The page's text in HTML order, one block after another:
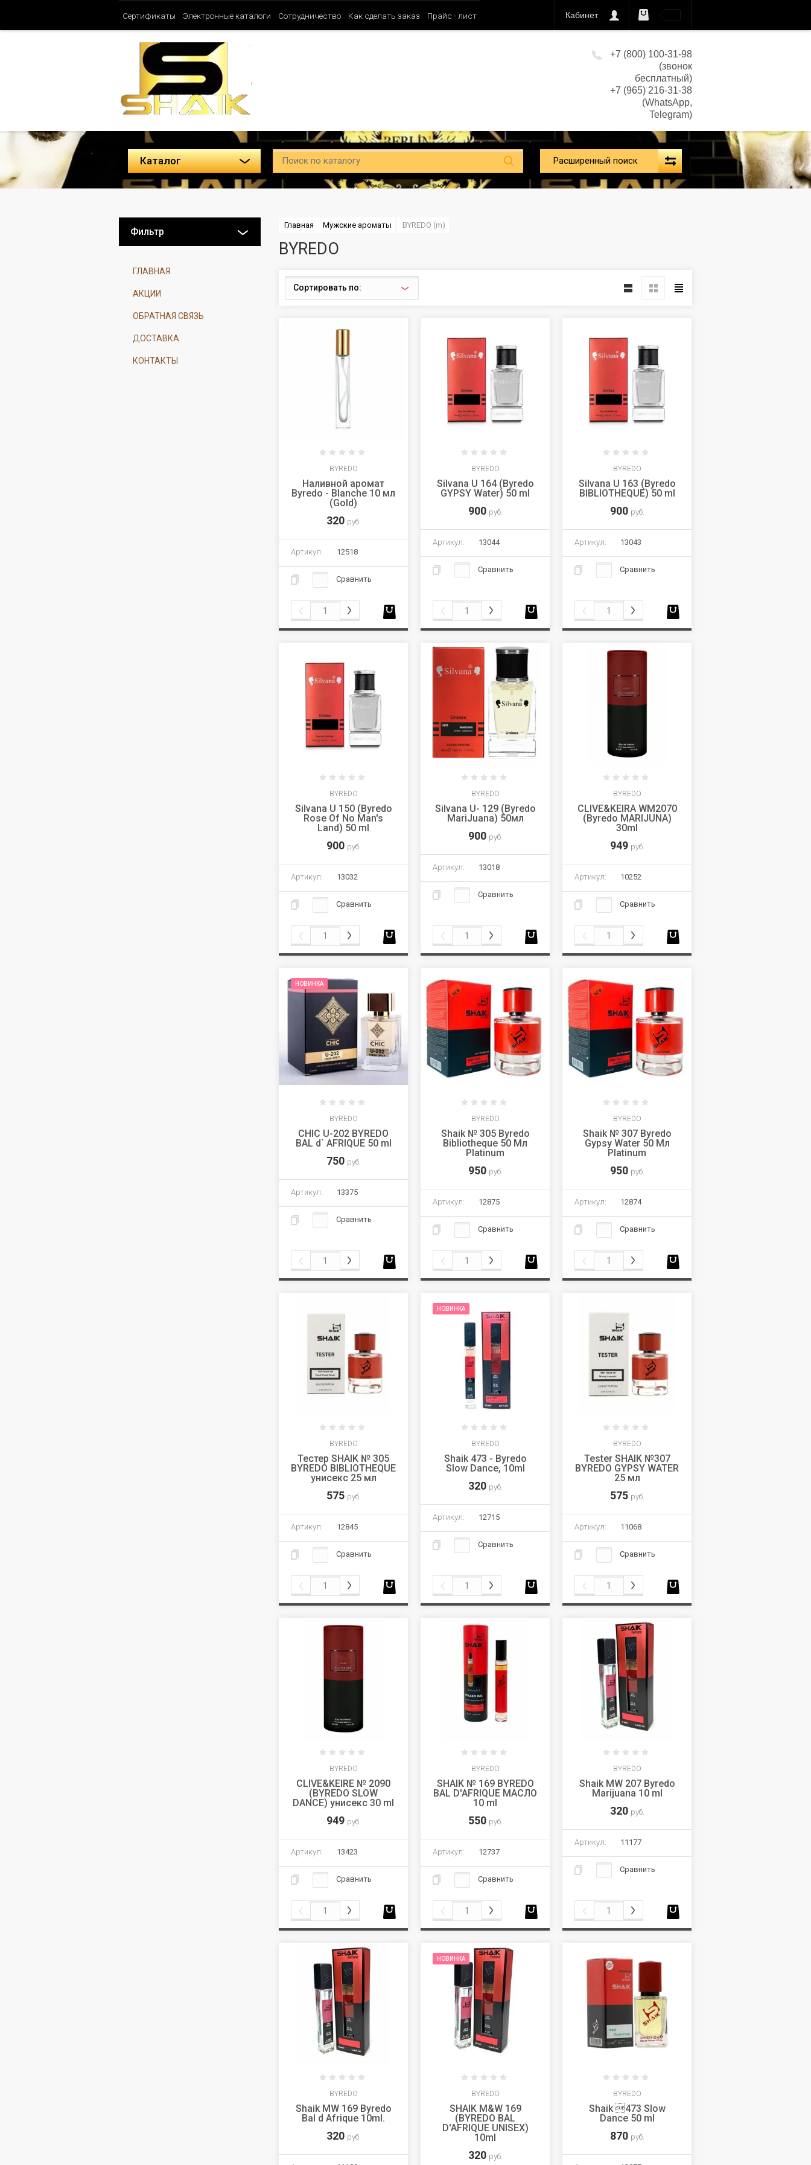
Кабинет
Сертификаты Электронные каталоги Сотрудничество Как сделать заказ Прайс - лист
Таблица ароматов SHAIK (Женские)
Политика конфиденциальности
+7 (800) 100-31-98
(звонок
бесплатный)
+7 (965) 216-31-38
(WhatsApp,
Telegram)
Каталог Расширенный поиск
Фильтр
ГЛАВНАЯ
АКЦИИ
ОБРАТНАЯ СВЯЗЬ
ДОСТАВКА
КОНТАКТЫ
Главная Мужские ароматы BYREDO (m)
BYREDO
Сортировать по:
BYREDO
Наливной аромат
Byredo - Blanche 10 мл
(Gold)
320 руб.
Артикул: 12518
Сравнить
BYREDO
Silvana U 164 (Byredo
GYPSY Water) 50 ml
900 руб.
Артикул: 13044
Сравнить
BYREDO
Silvana U 163 (Byredo
BIBLIOTHEQUE) 50 ml
900 руб.
Артикул: 13043
Сравнить
BYREDO
Silvana U 150 (Byredo
Rose Of No Man's
Land) 50 ml
900 руб.
Артикул: 13032
Сравнить
BYREDO
Silvana U- 129 (Byredo
MariJuana) 50мл
900 руб.
Артикул: 13018
Сравнить
BYREDO
CLIVE&KEIRA WM2070
(Byredo MARIJUNA)
30ml
949 руб.
Артикул: 10252
Сравнить
НОВИНКА
BYREDO
CHIC U-202 BYREDO
BAL d` AFRIQUE 50 ml
750 руб.
Артикул: 13375
Сравнить
BYREDO
Shaik № 305 Byredo
Bibliotheque 50 Мл
Platinum
950 руб.
Артикул: 12875
Сравнить
BYREDO
Shaik № 307 Byredo
Gypsy Water 50 Мл
Platinum
950 руб.
Артикул: 12874
Сравнить
BYREDO
Тестер SHAIK № 305
BYREDO BIBLIOTHEQUE
унисекс 25 мл
575 руб.
Артикул: 12845
Сравнить
НОВИНКА
BYREDO
Shaik 473 - Byredo
Slow Dance, 10ml
320 руб.
Артикул: 12715
Сравнить
BYREDO
Tester SHAIK №307
BYREDO GYPSY WATER
25 мл
575 руб.
Артикул: 11068
Сравнить
BYREDO
CLIVE&KEIRE № 2090
(BYREDO SLOW
DANCE) унисекс 30 ml
949 руб.
Артикул: 13423
Сравнить
BYREDO
SHAIK № 169 BYREDO
BAL D'AFRIQUE МАСЛО
10 ml
550 руб.
Артикул: 12737
Сравнить
BYREDO
Shaik MW 207 Byredo
Marijuana 10 ml
320 руб.
Артикул: 11177
Сравнить
BYREDO
Shaik MW 169 Byredo
Bal d Afrique 10ml.
320 руб.
НОВИНКА
BYREDO
SHAIK M&W 169
(BYREDO BAL
D'AFRIQUE UNISEX)
10ml
320 руб.
BYREDO
Shaik 473 Slow
Dance 50 ml
870 руб.